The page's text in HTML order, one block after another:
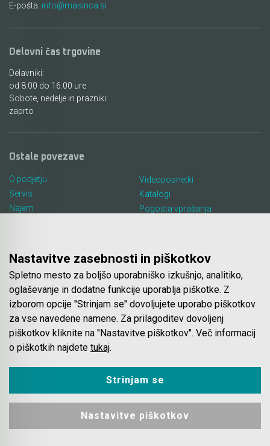
E-pošta: info@masinca.si
Delovni čas trgovine
Delavniki:
od 8.00 do 16.00 ure
Sobote, nedelje in prazniki:
zaprto
Ostale povezave
O podjetju
Servis
Najem
Videoposnetki
Katalogi
Pogosta vprašanja
Spletna trgovina
Pogoji poslovanja
Plačila
Odstop od nakupa
Dostava
Nastavitve zasebnosti in piškotkov
Spletno mesto za boljšo uporabniško izkušnjo, analitiko,
oglaševanje in dodatne funkcije uporablja piškotke. Z
izborom opcije "Strinjam se" dovoljujete uporabo piškotkov
za vse navedene namene. Za prilagoditev dovoljenj
piškotkov kliknite na "Nastavitve piškotkov". Več informacij
o piškotkih najdete tukaj.
Strinjam se
Nastavitve piškotkov